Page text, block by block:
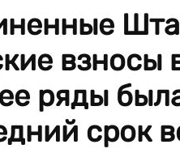
взносы
ряды
срок